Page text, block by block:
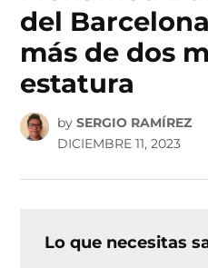
del
más de dos
estatura
by SERGIO RAMÍREZ
DICIEMBRE 11, 2023
Lo que necesitas